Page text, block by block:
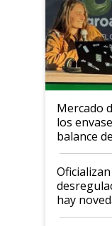
Mercado
los
balance
hay
la hidrovía